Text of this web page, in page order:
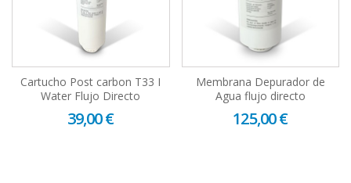
Cartucho Post carbon T33 I
Water Flujo Directo
39,00 €
Membrana Depurador de
Agua flujo directo
125,00 €